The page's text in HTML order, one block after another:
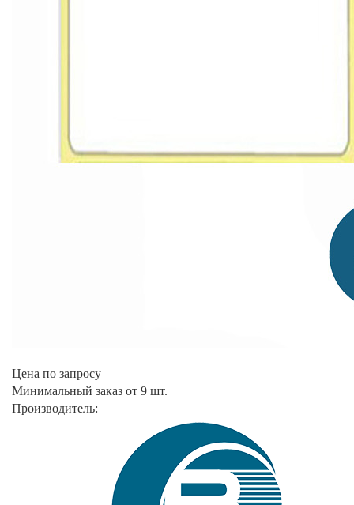
Цена по запросу
Минимальный заказ от 9 шт.
Производитель: